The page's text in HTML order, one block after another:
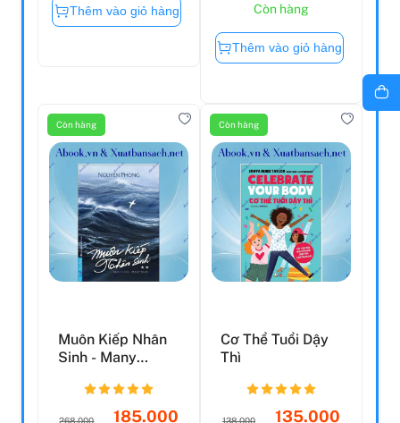
Thêm vào giỏ hàng
Còn hàng
Thêm vào giỏ hàng
Còn hàng
Muôn Kiếp Nhân
Sinh - Many
- Tập...
268.000 185.000
Còn hàng
Cơ Thể Tuổi Dậy
Thì
138.000 135.000